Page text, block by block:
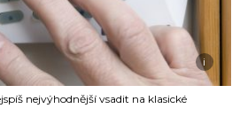
i
nejvýhodnější vsadit na klasické